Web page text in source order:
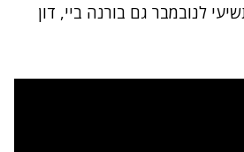
לנובמבר גם בורנה ביי, דון